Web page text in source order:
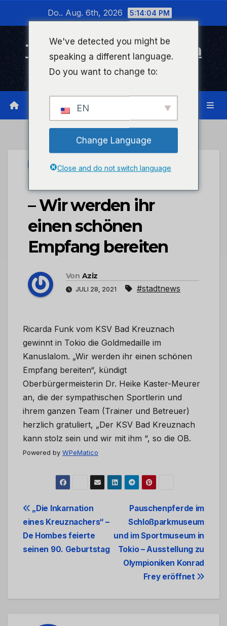
wechseln
Do.. Aug. 6th, 2026 5:14:05 PM
Timeline Bad Kreuznach
Infonetzwerk für Bad Kreuznach
STADTKREUZNACH
Gold für Ricarda Funk
– Wir werden ihr
einen schönen
Empfang bereiten
Von Aziz
JULI 28, 2021 #stadtnews
Ricarda Funk vom KSV Bad Kreuznach
gewinnt in Tokio die Goldmedaille im
Kanuslalom. „Wir werden ihr einen schönen
Empfang bereiten“, kündigt
Oberbürgermeisterin Dr. Heike Kaster-Meurer
an, die der sympathischen Sportlerin und
ihrem ganzen Team (Trainer und Betreuer)
herzlich gratuliert, „Der KSV Bad Kreuznach
kann stolz sein und wir mit ihm “, so die OB.
Powered by WPeMatico
Beitrags-
Navigation
Pauschenpferde im
Schloßparkmuseum
und im Sportmuseum in
Tokio – Ausstellung zu
Olympioniken Konrad
Frey eröffnet
„Die Inkarnation
eines Kreuznachers“ –
De Hombes feierte
seinen 90. Geburtstag
We've detected you might be
speaking a different language.
Do you want to change to:
EN
Change Language
Close and do not switch language